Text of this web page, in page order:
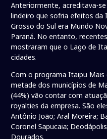
Anteriormente, acreditava-
lindeiro que sofria efeitos da
Grosso do Sul era Mundo
Paraná. No entanto,
mostraram que o Lago de
cidades.
Com o programa Itaipu Mais
metade dos municípios de
(44%) vão contar com
royalties da empresa. São
Antônio João; Aral Moreira;
Coronel Sapucaia;
Dourados.